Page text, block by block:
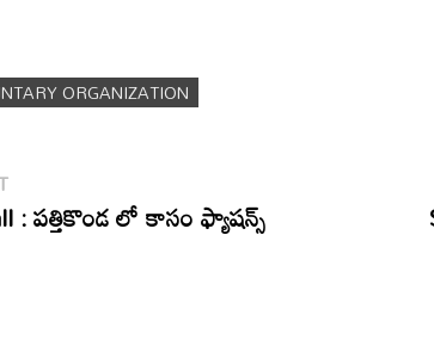
ORGANIZATION
Previous
post:
: పత్తికొండ లో కాసం ఫ్యాషన్స్